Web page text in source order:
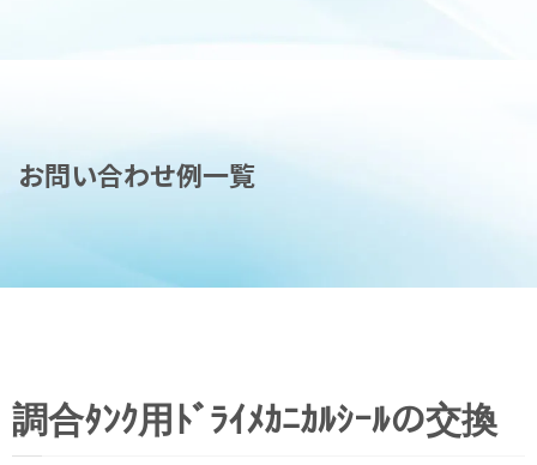
お問い合わせ例一覧
調合ﾀﾝｸ用ﾄﾞﾗｲﾒｶﾆｶﾙｼｰﾙの交換